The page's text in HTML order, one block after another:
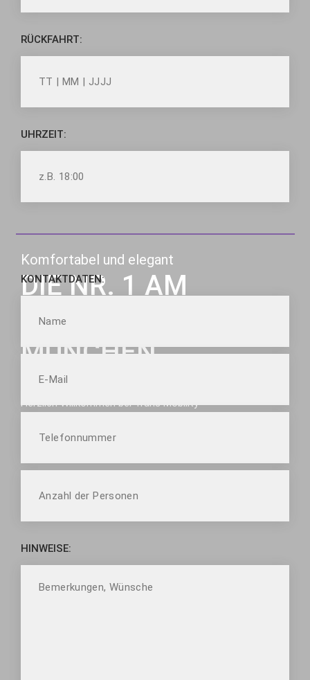
Komfortabel und elegant
DIE NR. 1 AM
FLUGHAFEN
MÜNCHEN
Herzlich Willkommen bei Trans Mobility
RÜCKFAHRT:
UHRZEIT:
KONTAKTDATEN:
HINWEISE: